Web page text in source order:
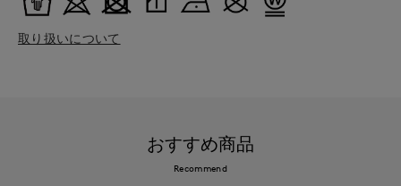
取り扱いについて
おすすめ商品
Recommend